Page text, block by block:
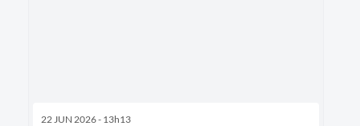
22 JUN 2026 - 13h13